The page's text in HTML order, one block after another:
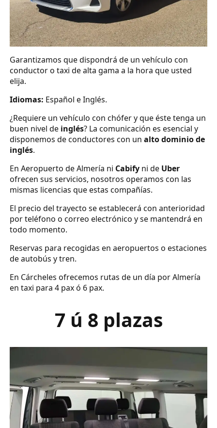
Garantizamos que dispondrá de un vehículo con
conductor o taxi de alta gama a la hora que usted
elija.
Idiomas: Español e Inglés.
¿Requiere un vehículo con chófer y que éste tenga un
buen nivel de inglés? La comunicación es esencial y
disponemos de conductores con un alto dominio de
inglés.
En Aeropuerto de Almería ni Cabify ni de Uber
ofrecen sus servicios, nosotros operamos con las
mismas licencias que estas compañías.
El precio del trayecto se establecerá con anterioridad
por teléfono o correo electrónico y se mantendrá en
todo momento.
Reservas para recogidas en aeropuertos o estaciones
de autobús y tren.
En Cárcheles ofrecemos rutas de un día por Almería
en taxi para 4 pax ó 6 pax.
7 ú 8 plazas